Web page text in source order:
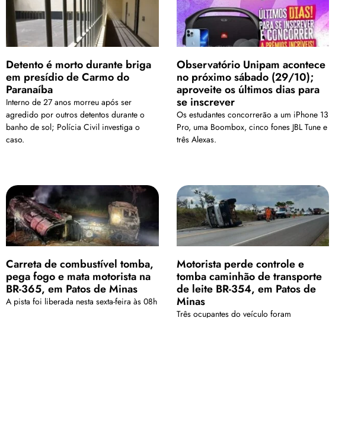
Detento é morto durante briga
em presídio de Carmo do
Paranaíba
Interno de 27 anos morreu após ser
agredido por outros detentos durante o
banho de sol; Polícia Civil investiga o
caso.
Observatório Unipam acontece
no próximo sábado (29/10);
aproveite os últimos dias para
se inscrever
Os estudantes concorrerão a um iPhone 13
Pro, uma Boombox, cinco fones JBL Tune e
três Alexas.
Carreta de combustível tomba,
pega fogo e mata motorista na
BR-365, em Patos de Minas
A pista foi liberada nesta sexta-feira às 08h
Motorista perde controle e
tomba caminhão de transporte
de leite BR-354, em Patos de
Minas
Três ocupantes do veículo foram